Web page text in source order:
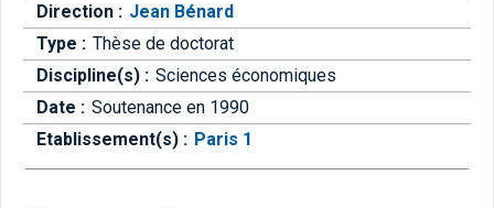
Direction : Jean Bénard
Type : Thèse de doctorat
Discipline(s) : Sciences économiques
Date : Soutenance en 1990
Etablissement(s) : Paris 1